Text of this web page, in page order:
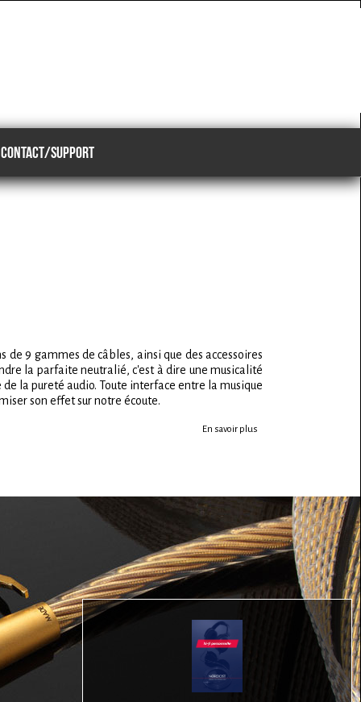
CONTACT/SUPPORT
9 gammes de câbles, ainsi que des accessoires
la parfaite neutralié, c'est à dire une musicalité
la pureté audio. Toute interface entre la musique
son effet sur notre écoute.
En savoir plus